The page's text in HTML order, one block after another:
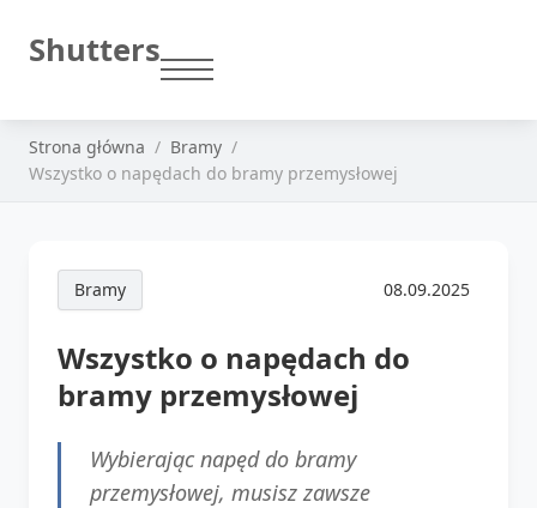
Shutters
Strona główna
Bramy
Wszystko o napędach do bramy przemysłowej
Bramy 08.09.2025
Wszystko o napędach do
bramy przemysłowej
Wybierając napęd do bramy
przemysłowej, musisz zawsze